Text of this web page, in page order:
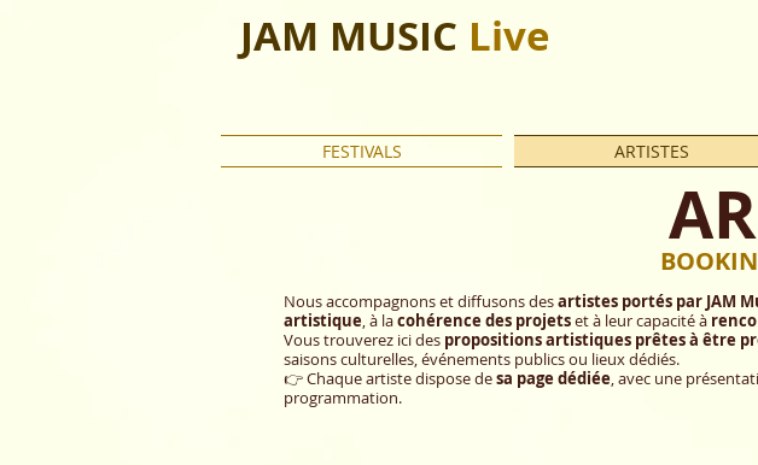
JAM MUSIC Live
FESTIVALS ARTISTES
Nous accompagnons et diffusons desartistes portés par JAM
artistique, à lacohérence des projetset à leur capacité à
Vous trouverez ici des propositions artistiques prêtes à être
saisons culturelles, événements publics ou lieux dédiés.
👉 Chaque artiste dispose desa page dédiée, avec une
programmation.